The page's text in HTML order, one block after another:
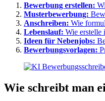
Bewerbung erstellen:
Musterbewerbung:
Anschreiben: Wie
Lebenslauf: Wie erstelle
Ideen für Nebenjobs:
Bewerbungsvorlagen:
Wie schreibt man